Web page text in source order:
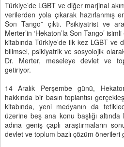
Türkiye’de LGBT ve diğer marjinal
verilerden yola çıkarak hazırlanmış
Son Tango” çıktı. Psikiyatrist ve
Merter’in ‘Hekaton’la Son Tango’
kitabında Türkiye’de ilk kez LGBT ve
bilimsel, psikiyatrik ve sosyolojik
Dr. Merter, meseleye devlet ve
getiriyor.
14 Aralık Perşembe günü,
hakkında bir basın toplantısı
kitabında, yeni medyanın da
üzerine beş ana konu başlığı
adına geniş çaplı araştırmaların
devlet ve toplum bazlı çözüm önerileri